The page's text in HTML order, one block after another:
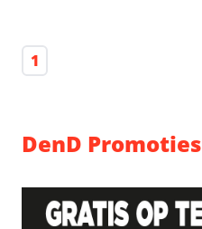
1
DenD Promoties